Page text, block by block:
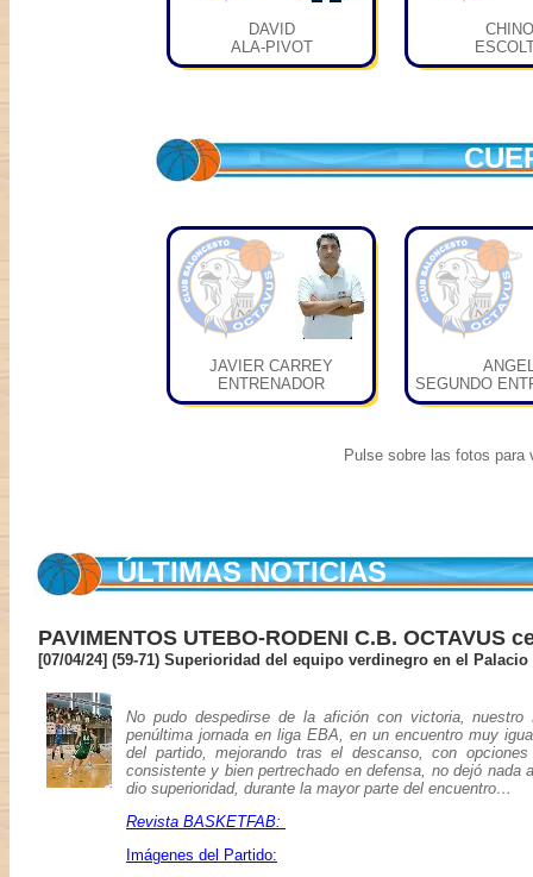
DAVID
ALA-PIVOT
CHINO
JAVIER CARREY
ENTRENADOR
SEGUNDO
Pulse sobre las fotos para
ÚLTIMAS NOTICIAS
PAVIMENTOS UTEBO-RODENI C.B. OCTAVUS
[07/04/24] (59-71) Superioridad del equipo verdinegro en el
No pudo despedirse de la afición con victoria, nuestro
penúltima jornada en liga EBA, en un encuentro muy
del partido, mejorando tras el descanso, con
consistente y bien pertrechado en defensa, no dejó
dio superioridad, durante la mayor parte del encuentro…
Revista BASKETFAB:
Imágenes del Partido: